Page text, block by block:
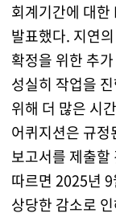
회계기간에 대
발표했다. 지연
확정을 위한 추
성실히 작업을
위해 더 많은 시
어퀴지션은 규정
보고서를 제출
따르면 2025년
상당한 감소로